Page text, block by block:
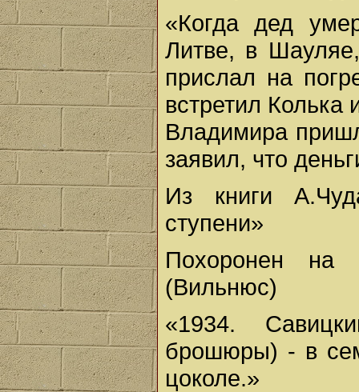
«Когда дед
Литве, в
прислал на
встретил Колька
Владимира
заявил, что
Из книги
ступени»
Похоронен на
(Вильнюс)
«1934.
брошюры) - в
цоколе.»